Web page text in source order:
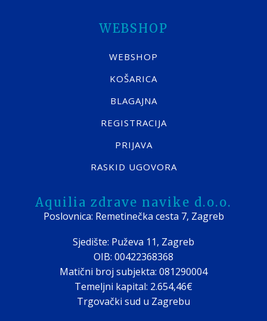
WEBSHOP
WEBSHOP
KOŠARICA
BLAGAJNA
REGISTRACIJA
PRIJAVA
RASKID UGOVORA
Aquilia zdrave navike d.o.o.
Poslovnica: Remetinečka cesta 7, Zagreb
Sjedište: Puževa 11, Zagreb
OIB: 00422368368
Matični broj subjekta: 081290004
Temeljni kapital: 2.654,46€
Trgovački sud u Zagrebu